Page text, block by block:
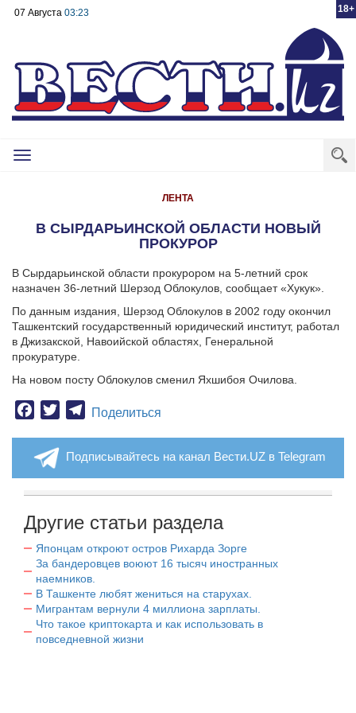
18+
07 Августа 03:23
Toggle
ЛЕНТА
В СЫРДАРЬИНСКОЙ ОБЛАСТИ НОВЫЙ
ПРОКУРОР
В Сырдарьинской области прокурором на 5-летний срок
назначен 36-летний Шерзод Облокулов, сообщает «Хукук».
По данным издания, Шерзод Облокулов в 2002 году окончил
Ташкентский государственный юридический институт, работал
в Джизакской, Навоийской областях, Генеральной
прокуратуре.
На новом посту Облокулов сменил Яхшибоя Очилова.
Facebook
TwitterTelegram
Поделиться
Подписывайтесь на канал Вести.UZ в Telegram
Другие статьи раздела
Японцам откроют остров Рихарда Зорге
За бандеровцев воюют 16 тысяч иностранных
наемников.
В Ташкенте любят жениться на старухах.
Мигрантам вернули 4 миллиона зарплаты.
Что такое криптокарта и как использовать в
повседневной жизни